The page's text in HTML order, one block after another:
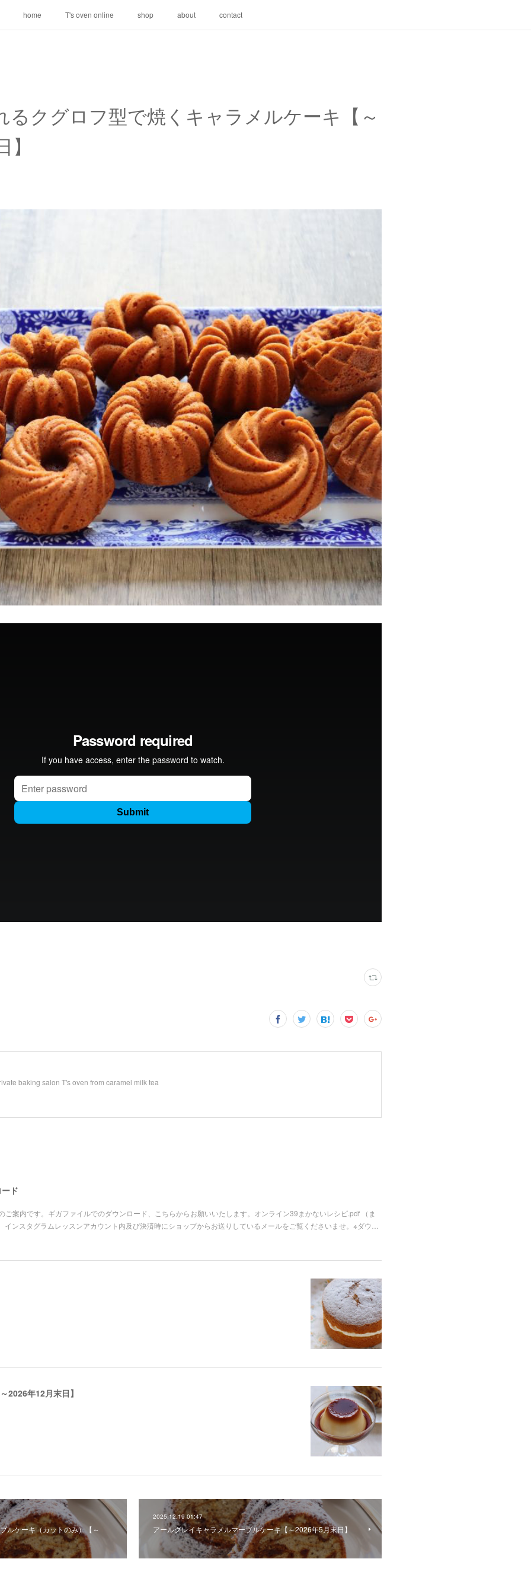
home T's oven online shop about contact
るクグロフ型で焼くキャラメルケーキ【～
baking salon T's oven from caramel milk tea
ド
案内です。ギガファイルでのダウンロード、こちらからお願いいたします。オンライン39まかないレシピ.pdf （ま
インスタグラムレッスンアカウント内及び決済時にショップからお送りしているメールをご覧くださいませ。※ダウ…
2026年12月末日】
ルケーキ（カットのみ）【～
2025.12.19 01:47
アールグレイキャラメルマーブルケーキ【～2026年5月末日】